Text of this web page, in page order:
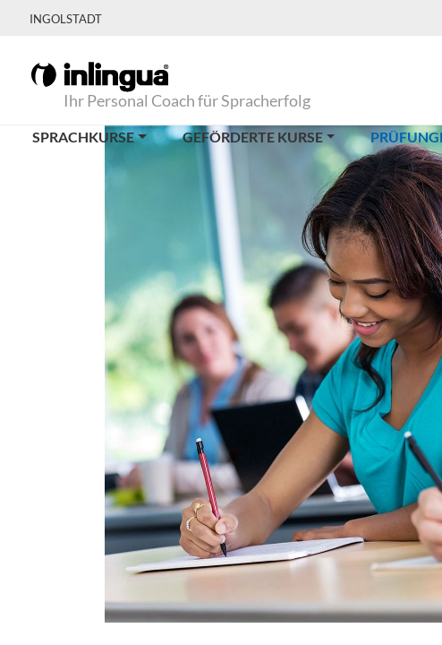
INGOLSTADT
Ihr Personal Coach für Spracherfolg
SPRACHKURSE GEFÖRDERTE KURSE